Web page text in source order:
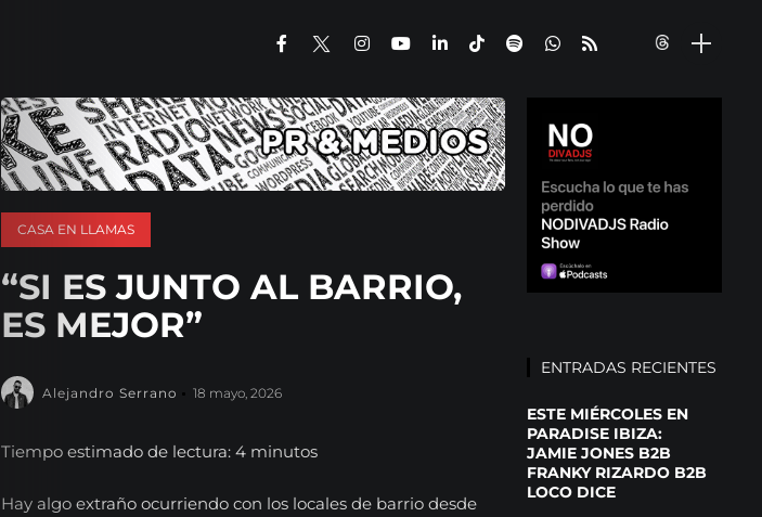
CASA EN LLAMAS
“SI ES JUNTO AL BARRIO,
ES MEJOR”
Alejandro Serrano 18 mayo, 2026
Tiempo estimado de lectura: 4 minutos
Hay algo extraño ocurriendo con los locales de barrio desde
ENTRADAS RECIENTES
ESTE MIÉRCOLES EN
PARADISE IBIZA:
JAMIE JONES B2B
FRANKY RIZARDO B2B
LOCO DICE